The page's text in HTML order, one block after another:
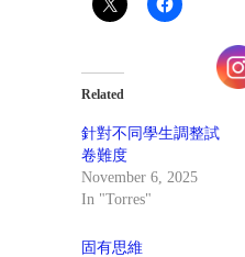
Related
針對不同學生調整試
卷難度
November 6, 2025
In "Torres"
固有思維